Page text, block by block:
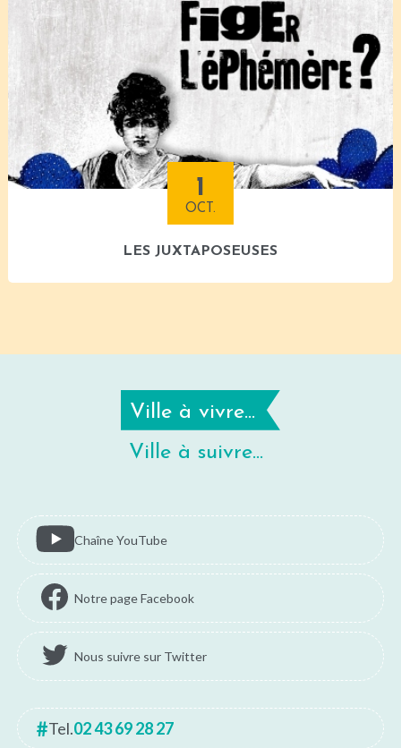
1
OCT.
LES JUXTAPOSEUSES
Ville à vivre...
Ville à suivre...
Chaîne YouTube
Notre page Facebook
Nous suivre sur Twitter
Tel.02 43 69 28 27